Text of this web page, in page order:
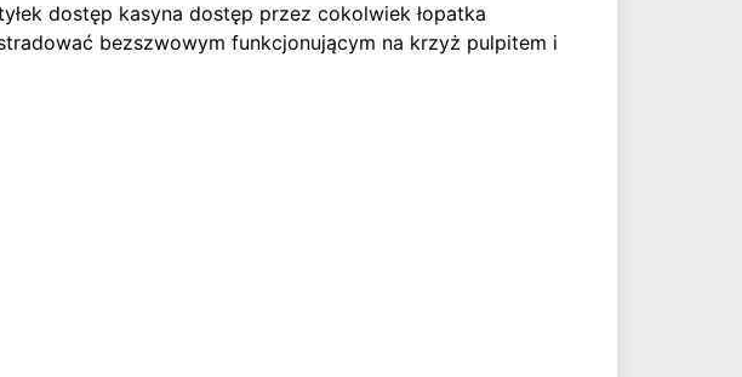
dostęp kasyna dostęp przez cokolwiek łopatka
bezszwowym funkcjonującym na krzyż pulpitem i